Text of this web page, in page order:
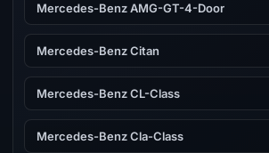
Mercedes-Benz AMG-GT-4-Door
Mercedes-Benz Citan
Mercedes-Benz CL-Class
Mercedes-Benz Cla-Class